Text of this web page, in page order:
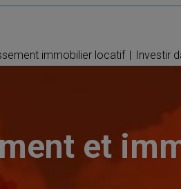
immobilier locatif | Investir
et